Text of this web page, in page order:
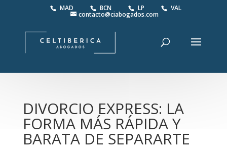
MAD BCN LP VAL
contacto@ciabogados.com
DIVORCIO EXPRESS: LA
FORMA MÁS RÁPIDA Y
BARATA DE SEPARARTE